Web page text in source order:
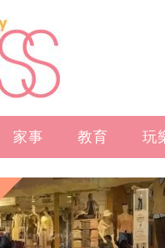
家事 教育 玩